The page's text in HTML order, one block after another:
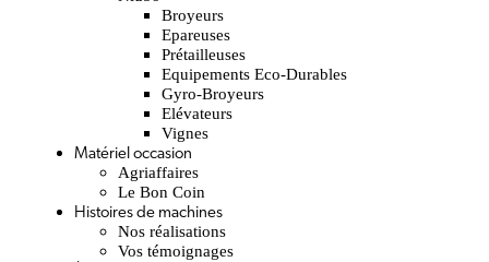
Broyeurs
Epareuses
Prétailleuses
Equipements Eco-Durables
Gyro-Broyeurs
Elévateurs
Vignes
Matériel occasion
Agriaffaires
Le Bon Coin
Histoires de machines
Nos réalisations
Vos témoignages